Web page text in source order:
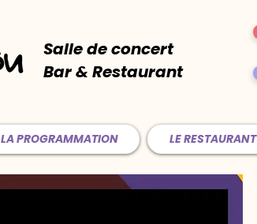
Salle de concert
Bar & Restaurant
LA PROGRAMMATION LE RESTAURANT